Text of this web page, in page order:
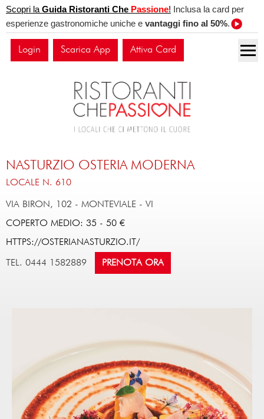
Scopri la Guida Ristoranti Che Passione! Inclusa la card per
esperienze gastronomiche uniche e vantaggi fino al 50%.
Login Scarica App Attiva Card
NASTURZIO OSTERIA MODERNA
LOCALE N. 610
VIA BIRON, 102 - MONTEVIALE - VI
COPERTO MEDIO: 35 - 50 €
HTTPS://OSTERIANASTURZIO.IT/
TEL. 0444 1582889 PRENOTA ORA